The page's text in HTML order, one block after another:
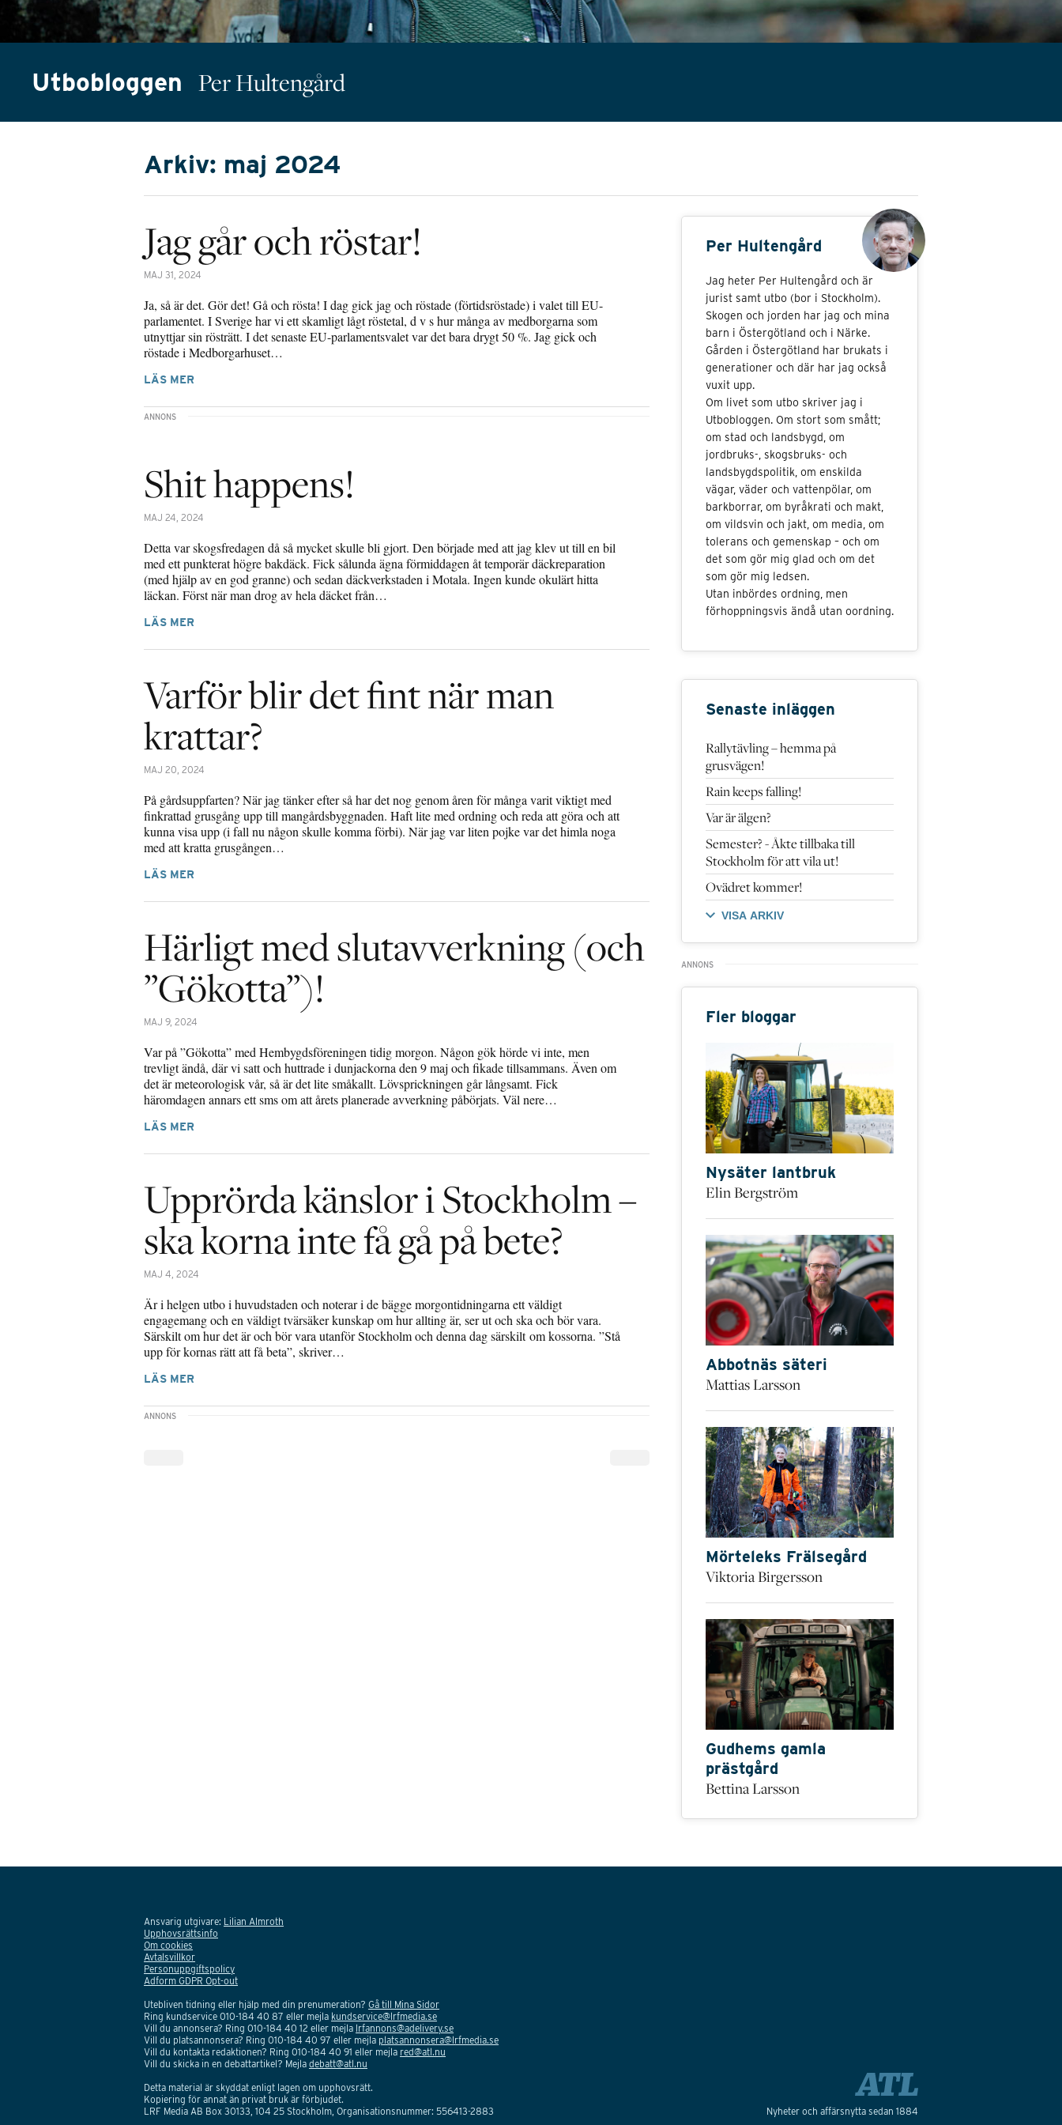
Utbobloggen Per Hultengård
Arkiv: maj 2024
Jag går och röstar!
MAJ 31, 2024
Ja, så är det. Gör det! Gå och rösta! I dag gick jag och röstade (förtidsröstade) i valet till EU-
parlamentet. I Sverige har vi ett skamligt lågt röstetal, d v s hur många av medborgarna som
utnyttjar sin rösträtt. I det senaste EU-parlamentsvalet var det bara drygt 50 %. Jag gick och
röstade i Medborgarhuset…
LÄS MER
Shit happens!
MAJ 24, 2024
Detta var skogsfredagen då så mycket skulle bli gjort. Den började med att jag klev ut till en bil
med ett punkterat högre bakdäck. Fick sålunda ägna förmiddagen åt temporär däckreparation
(med hjälp av en god granne) och sedan däckverkstaden i Motala. Ingen kunde okulärt hitta
läckan. Först när man drog av hela däcket från…
LÄS MER
Varför blir det fint när man
krattar?
MAJ 20, 2024
På gårdsuppfarten? När jag tänker efter så har det nog genom åren för många varit viktigt med
finkrattad grusgång upp till mangårdsbyggnaden. Haft lite med ordning och reda att göra och att
kunna visa upp (i fall nu någon skulle komma förbi). När jag var liten pojke var det himla noga
med att kratta grusgången…
LÄS MER
Härligt med slutavverkning (och
”Gökotta”)!
MAJ 9, 2024
Var på ”Gökotta” med Hembygdsföreningen tidig morgon. Någon gök hörde vi inte, men
trevligt ändå, där vi satt och huttrade i dunjackorna den 9 maj och fikade tillsammans. Även om
det är meteorologisk vår, så är det lite småkallt. Lövsprickningen går långsamt. Fick
häromdagen annars ett sms om att årets planerade avverkning påbörjats. Väl nere…
LÄS MER
Upprörda känslor i Stockholm –
ska korna inte få gå på bete?
MAJ 4, 2024
Är i helgen utbo i huvudstaden och noterar i de bägge morgontidningarna ett väldigt
engagemang och en väldigt tvärsäker kunskap om hur allting är, ser ut och ska och bör vara.
Särskilt om hur det är och bör vara utanför Stockholm och denna dag särskilt om kossorna. ”Stå
upp för kornas rätt att få beta”, skriver…
LÄS MER
Per Hultengård
Jag heter Per Hultengård och är
jurist samt utbo (bor i Stockholm).
Skogen och jorden har jag och mina
barn i Östergötland och i Närke.
Gården i Östergötland har brukats i
generationer och där har jag också
vuxit upp.
Om livet som utbo skriver jag i
Utbobloggen. Om stort som smått;
om stad och landsbygd, om
jordbruks-, skogsbruks- och
landsbygdspolitik, om enskilda
vägar, väder och vattenpölar, om
barkborrar, om byråkrati och makt,
om vildsvin och jakt, om media, om
tolerans och gemenskap – och om
det som gör mig glad och om det
som gör mig ledsen.
Utan inbördes ordning, men
förhoppningsvis ändå utan oordning.
Senaste inläggen
Rallytävling – hemma på
grusvägen!
Rain keeps falling!
Var är älgen?
Semester? - Åkte tillbaka till
Stockholm för att vila ut!
Ovädret kommer!
VISA ARKIV
Fler bloggar
Nysäter lantbruk
Elin Bergström
Abbotnäs säteri
Mattias Larsson
Mörteleks Frälsegård
Viktoria Birgersson
Gudhems gamla
prästgård
Bettina Larsson
Ansvarig utgivare: Lilian Almroth
Upphovsrättsinfo
Om cookies
Avtalsvillkor
Personuppgiftspolicy
Adform GDPR Opt-out
Utebliven tidning eller hjälp med din prenumeration? Gå till Mina Sidor
Ring kundservice 010-184 40 87 eller mejla kundservice@lrfmedia.se
Vill du annonsera? Ring 010-184 40 12 eller mejla lrfannons@adelivery.se
Vill du platsannonsera? Ring 010-184 40 97 eller mejla platsannonsera@lrfmedia.se
Vill du kontakta redaktionen? Ring 010-184 40 91 eller mejla red@atl.nu
Vill du skicka in en debattartikel? Mejla debatt@atl.nu
Detta material är skyddat enligt lagen om upphovsrätt.
Kopiering för annat än privat bruk är förbjudet.
LRF Media AB Box 30133, 104 25 Stockholm, Organisationsnummer: 556413-2883
Nyheter och affärsnytta sedan 1884